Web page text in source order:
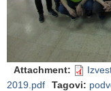
Attachment:
2019.pdf
Tagovi: